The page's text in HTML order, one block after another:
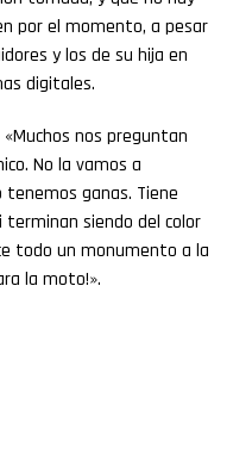
por el momento, a pesar
y los de su hija en
digitales.
«Muchos nos preguntan
No la vamos a
ganas. Tiene
siendo del color
todo un monumento a la
la moto!».